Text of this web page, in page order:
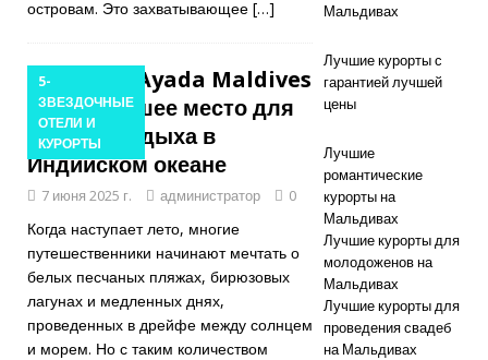
островам. Это захватывающее […]
5-
ЗВЕЗДОЧНЫЕ
ОТЕЛИ И
КУРОРТЫ
Почему Ayada Maldives
— это лучшее место для
летнего отдыха в
Индийском океане
7 июня 2025 г. администратор 0
Когда наступает лето, многие
путешественники начинают мечтать о
белых песчаных пляжах, бирюзовых
лагунах и медленных днях,
проведенных в дрейфе между солнцем
и морем. Но с таким количеством
Мальдивах
Лучшие курорты с
гарантией лучшей
цены
Лучшие
романтические
курорты на
Мальдивах
Лучшие курорты для
молодоженов на
Мальдивах
Лучшие курорты для
проведения свадеб
на Мальдивах